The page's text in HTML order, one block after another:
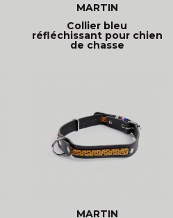
MARTIN
Collier bleu
réfléchissant pour chien
de chasse
MARTIN